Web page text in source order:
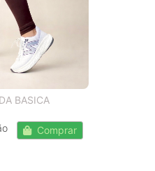
BASICA
Comprar